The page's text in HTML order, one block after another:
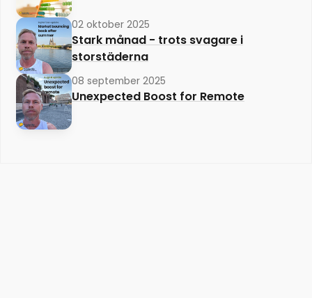
02 oktober 2025
Stark månad - trots svagare i
storstäderna
08 september 2025
Unexpected Boost for Remote